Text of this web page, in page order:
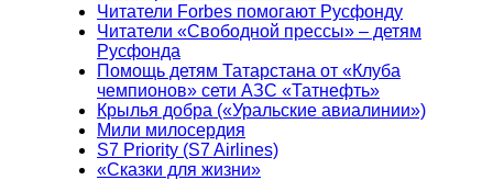
Читатели Forbes помогают Русфонду
Читатели «Свободной прессы» – детям
Русфонда
Помощь детям Татарстана от «Клуба
чемпионов» сети АЗС «Татнефть»
Крылья добра («Уральские авиалинии»)
Мили милосердия
S7 Priority (S7 Airlines)
«Сказки для жизни»